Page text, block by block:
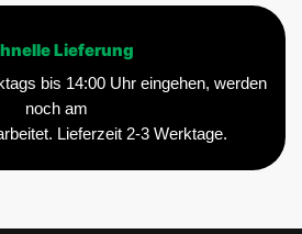
Lieferung
bis 14:00 Uhr eingehen, werden
noch am
Lieferzeit 2-3 Werktage.